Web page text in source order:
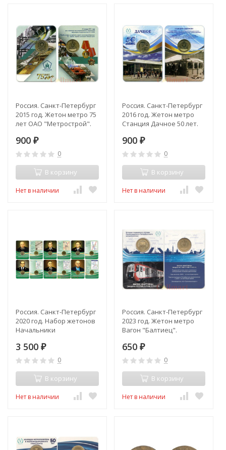
Россия. Санкт-Петербург
2015 год. Жетон метро 75
лет ОАО "Метрострой".
900 ₽
0
В корзину
Нет в наличии
Россия. Санкт-Петербург
2016 год. Жетон метро
Станция Дачное 50 лет.
900 ₽
0
В корзину
Нет в наличии
Россия. Санкт-Петербург
2020 год. Набор жетонов
Начальники
2020 год. (6 штук, в
открытках)
3 500 ₽
0
В корзину
Нет в наличии
Россия. Санкт-Петербург
2023 год. Жетон метро
Вагон "Балтиец".
650 ₽
0
В корзину
Нет в наличии